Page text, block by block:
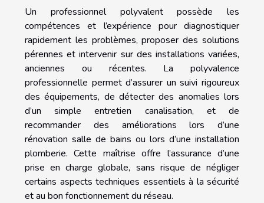
Un professionnel polyvalent possède les
compétences et l’expérience pour diagnostiquer
rapidement les problèmes, proposer des solutions
pérennes et intervenir sur des installations variées,
anciennes ou récentes. La polyvalence
professionnelle permet d’assurer un suivi rigoureux
des équipements, de détecter des anomalies lors
d’un simple entretien canalisation, et de
recommander des améliorations lors d’une
rénovation salle de bains ou lors d’une installation
plomberie. Cette maîtrise offre l’assurance d’une
prise en charge globale, sans risque de négliger
certains aspects techniques essentiels à la sécurité
et au bon fonctionnement du réseau.